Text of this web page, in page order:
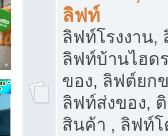
ลิฟท์
ลิฟท์โรงงาน
ลิฟท์บ้านไฮด
ของ, ลิฟต์ยก
ลิฟท์ส่งของ,
สินค้า , ลิฟท์